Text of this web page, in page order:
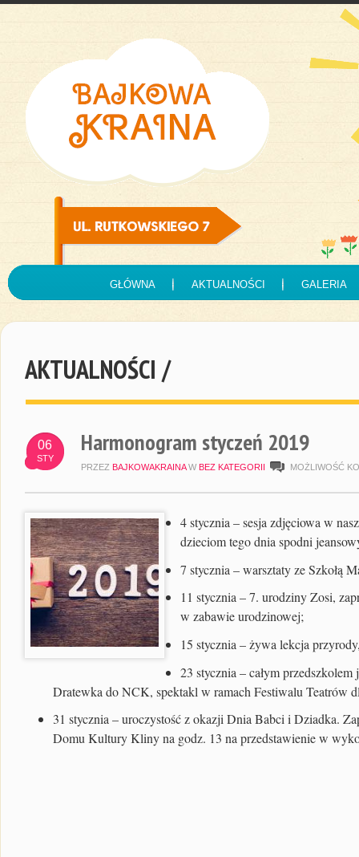
GŁÓWNA AKTUALNOŚCI GALERIA
AKTUALNOŚCI /
06
STY
Harmonogram styczeń 2019
PRZEZ BAJKOWAKRAINA W BEZ KATEGORII MOŻLIWOŚĆ
4 stycznia – sesja zdjęciowa w
dzieciom tego dnia spodni
7 stycznia – warsztaty ze Szkołą
11 stycznia– 7. urodziny Zosi,
w zabawie urodzinowej;
15 stycznia – żywa lekcja
23 stycznia – całym
Dratewka do NCK, spektakl w ramach Festiwalu Teatrów
31 stycznia– uroczystość z okazji Dnia Babci i Dziadka.
Domu Kultury Kliny na godz. 13 na przedstawienie w